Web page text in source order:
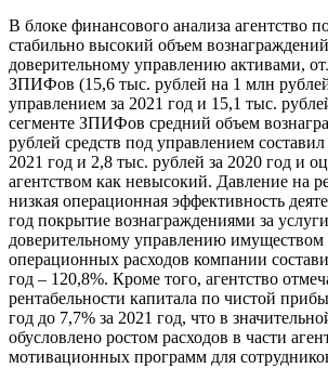
В блоке финансового анализа агентство
стабильно высокий объем
доверительному управлению активами,
ЗПИФов (15,6 тыс. рублей на 1 млн
управлением за 2021 год и 15,1 тыс.
сегменте ЗПИФов средний объем
рублей средств под управлением
2021 год и 2,8 тыс. рублей за 2020 год и
агентством как невысокий. Давление на
низкая операционная эффективность
год покрытие вознаграждениями за
доверительному управлению
операционных расходов компании
год – 120,8%. Кроме того, агентство
рентабельности капитала по чистой
год до 7,7% за 2021 год, что в
обусловлено ростом расходов в части
мотивационных программ для